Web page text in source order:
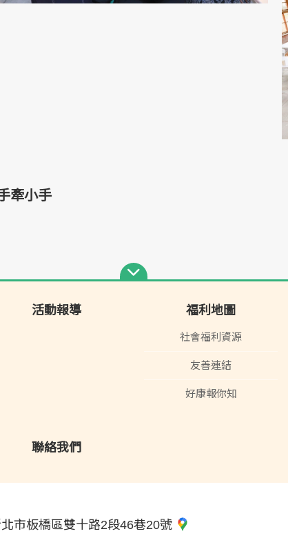
牽小手
活動報導 福利地圖
社會福利資源
友善連結
好康報你知
聯絡我們
市板橋區雙十路2段46巷20號